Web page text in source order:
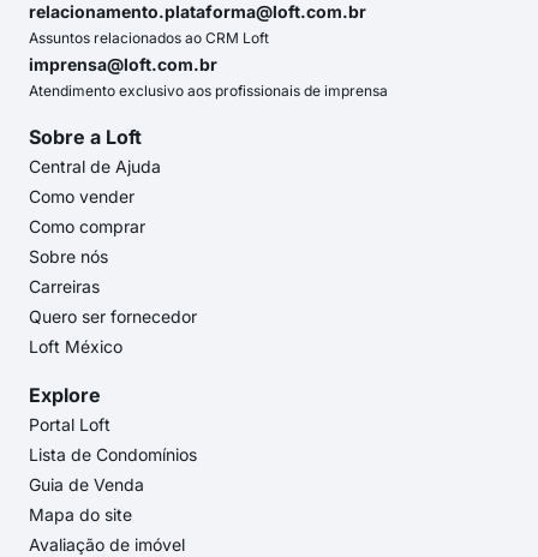
relacionamento.plataforma@loft.com.br
Assuntos relacionados ao CRM Loft
imprensa@loft.com.br
Atendimento exclusivo aos profissionais de imprensa
Sobre a Loft
Central de Ajuda
Como vender
Como comprar
Sobre nós
Carreiras
Quero ser fornecedor
Loft México
Explore
Portal Loft
Lista de Condomínios
Guia de Venda
Mapa do site
Avaliação de imóvel